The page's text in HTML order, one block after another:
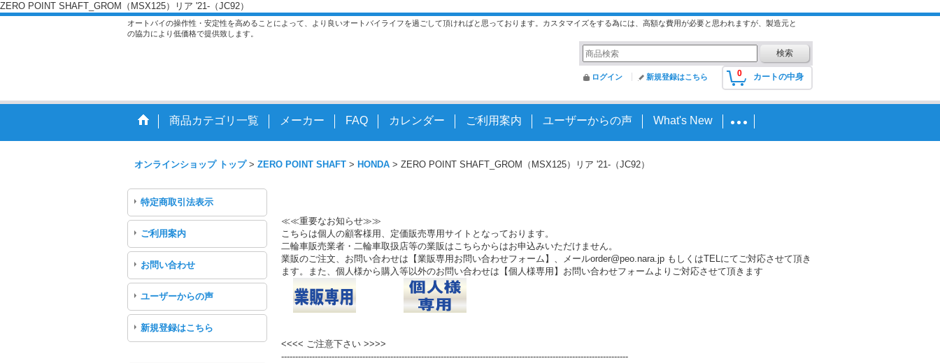
ZERO POINT SHAFT_GROM（MSX125）リア '21-（JC92）
オートバイの操作性・安定性を高めることによって、より良いオートバイライフを過ごして頂ければと思っております。カスタマイズをする為には、高額な費用が必要と思われますが、製造元と
の協力により低価格で提供致します。
0 カートの中身
ログイン 新規登録はこちら
商品カテゴリ一覧 メーカー FAQ カレンダー ご利用案内 ユーザーからの声 What's New
オンラインショップ トップ > ZERO POINT SHAFT > HONDA > ZERO POINT SHAFT_GROM（MSX125）リア '21-（JC92）
特定商取引法表示
ご利用案内
お問い合わせ
ユーザーからの声
新規登録はこちら
≪≪重要なお知らせ≫≫
こちらは個人の顧客様用、定価販売専用サイトとなっております。
二輪車販売業者・二輪車取扱店等の業販はこちらからはお申込みいただけません。
業販のご注文、お問い合わせは【業販専用お問い合わせフォーム】、メールorder@peo.nara.jp もしくはTELにてご対応させて頂き
ます。また、個人様から購入等以外のお問い合わせは【個人様専用】お問い合わせフォームよりご対応させて頂きます
<<<< ご注意下さい >>>>
----------------------------------------------------------------------------------------------------------------------------